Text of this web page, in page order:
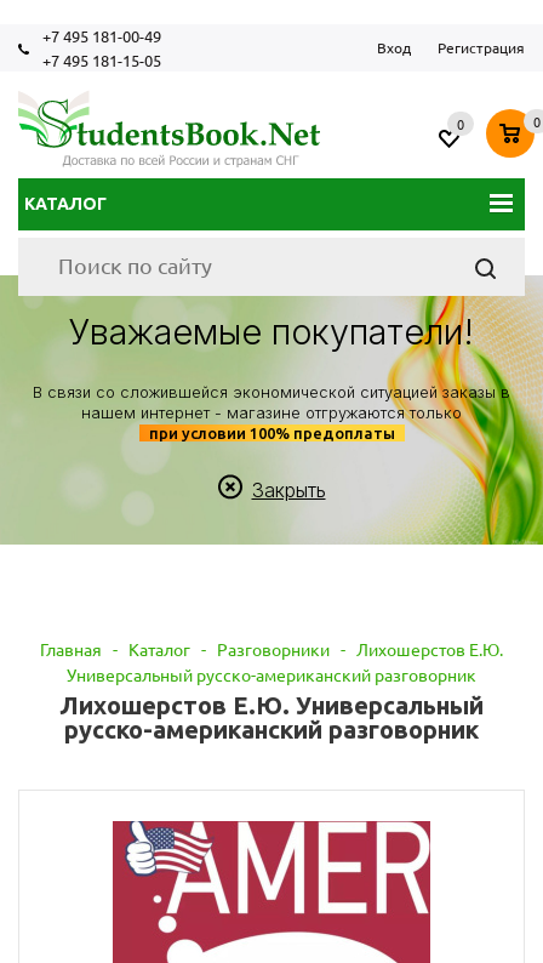
+7 495 181-00-49
+7 495 181-15-05
Вход Регистрация
КАТАЛОГ
0 0
Уважаемые покупатели!
В связи со сложившейся экономической ситуацией заказы в
нашем интернет - магазине отгружаются только
при условии 100% предоплаты
Закрыть
Главная - Каталог - Разговорники - Лихошерстов Е.Ю.
Универсальный русско-американский разговорник
Лихошерстов Е.Ю. Универсальный
русско-американский разговорник